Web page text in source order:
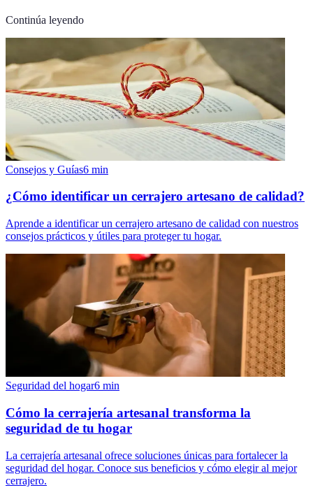
Continúa leyendo
Consejos y Guías6 min
¿Cómo identificar un cerrajero artesano de calidad?
Aprende a identificar un cerrajero artesano de calidad con nuestros
consejos prácticos y útiles para proteger tu hogar.
Seguridad del hogar6 min
Cómo la cerrajería artesanal transforma la
seguridad de tu hogar
La cerrajería artesanal ofrece soluciones únicas para fortalecer la
seguridad del hogar. Conoce sus beneficios y cómo elegir al mejor
cerrajero.